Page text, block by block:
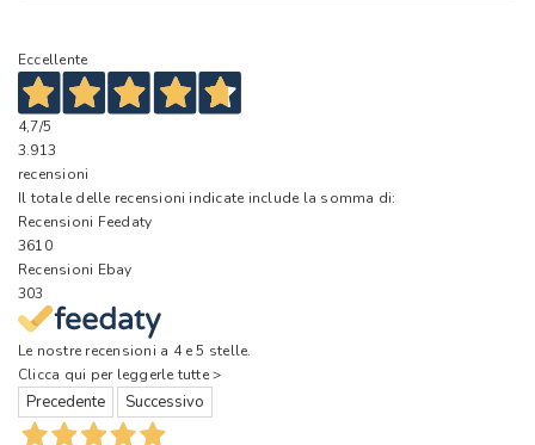
Eccellente
4,7/5
3.913
recensioni
Il totale delle recensioni indicate include la somma di:
Recensioni Feedaty
3610
Recensioni Ebay
303
Le nostre recensioni a 4 e 5 stelle.
Clicca qui per leggerle tutte >
Precedente Successivo